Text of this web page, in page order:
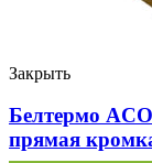
Закрыть
Белтермо
прямая